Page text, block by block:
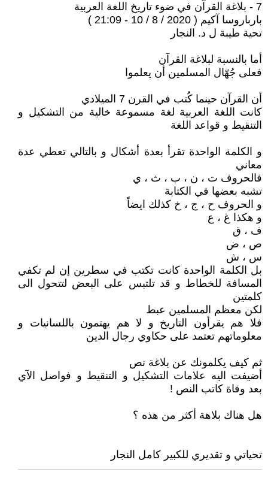
7 - بلاغة القرآن في ضوء تاريخ اللغة العربية
بارباروسا آكيم ( 2020 / 8 / 10 - 21:09 )
تحية طيبة ل د. النجار
أما بالنسبة لبلاغة القرآن
فعلى جُهّال المسلمين أن يعلموا
أن القرآن حينما كُتب في القرن 7 الميلادي
كانت اللغة العربية لغة مسموعة خالية من التشكيل و
التنقيط و قواعد اللغة
و الكلمة الواحدة تقرأ بعدة أشكال و بالتالي تعطي عدة
معاني
فالحروف ت ، ن ، ب ، ث ، ي
تشبه بعضها في الكتابة
و الحروف ح ، ج ، خ كذلك ايضاً
و هكذا غ ، ع
ف ، ق
ص ، ض
س ، ش
بل الكلمة الواحدة كانت تكتب في سطرين إن لم تكفي
المسافة للخطاط و قد تلتبس على البعض لتتحول الى
كلمتين
لكن معظم المسلمين عبط
فلا هم يقرأون التاريخ و لا هم يهتمون باللسانيات و
معلوماتهم تعتمد على حكاوي رجال الدين
ثم كيف يكلمونك عن بلاغة نص
أضيفت اليه علامات التشكيل و التنقيط و فواصل الآي
بعد وفاة كاتب النص !
هل هناك بلاهة أكثر من هذه ؟
تحياتي و تقديري للكبير كامل النجار